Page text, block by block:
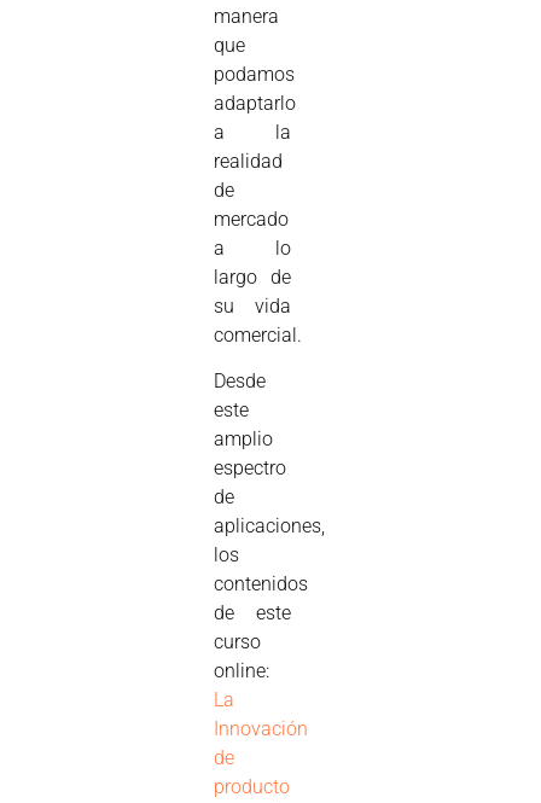
manera
que
podamos
adaptarlo
a la
realidad
de
mercado
a lo
largo de
su vida
comercial.
Desde
este
amplio
espectro
de
aplicaciones,
los
contenidos
de este
curso
online:
La
Innovación
de
producto